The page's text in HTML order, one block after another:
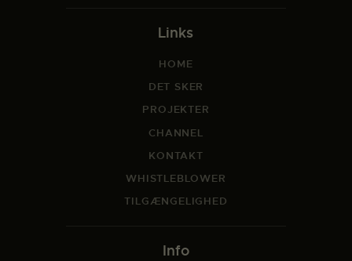
Links
HOME
DET SKER
PROJEKTER
CHANNEL
KONTAKT
WHISTLEBLOWER
TILGÆNGELIGHED
Info